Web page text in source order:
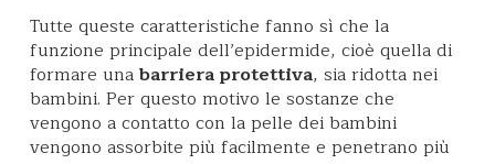
Tutte queste caratteristiche fanno sì che la
funzione principale dell’epidermide, cioè quella di
formare unabarriera protettiva, sia ridotta nei
bambini. Per questo motivo le sostanze che
vengono a contatto con la pelle dei bambini
vengono assorbite più facilmente e penetrano più